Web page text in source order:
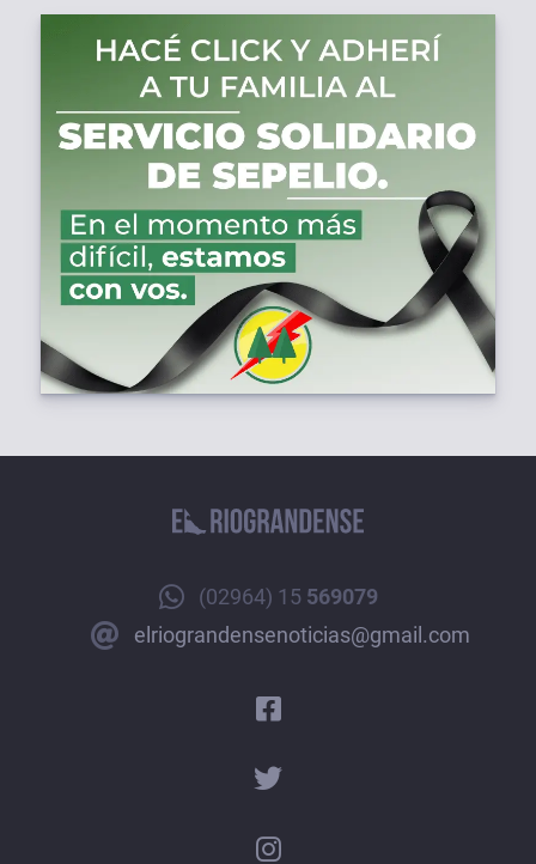
(02964) 15 569079
elriograndensenoticias@gmail.com